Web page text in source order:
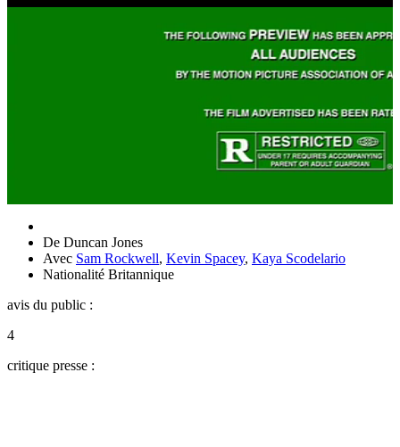
De Duncan Jones
Avec Sam Rockwell, Kevin Spacey, Kaya Scodelario
Nationalité Britannique
avis du public :
4
critique presse :